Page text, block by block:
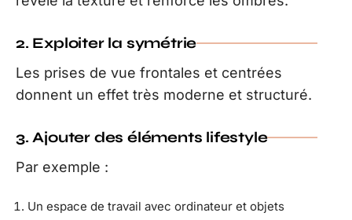
2. Exploiter la symétrie
Les prises de vue frontales et centrées
donnent un effet très moderne et structuré.
3. Ajouter des éléments lifestyle
Par exemple :
Un espace de travail avec ordinateur et objets